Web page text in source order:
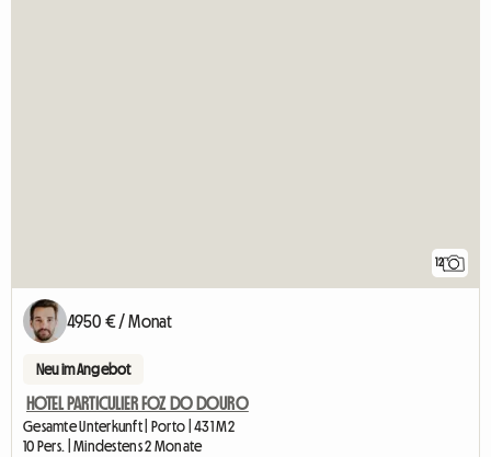
12
4950 € / Monat
Neu im Angebot
HOTEL PARTICULIER FOZ DO DOURO
Gesamte Unterkunft | Porto | 431 M2
10 Pers. | Mindestens 2 Monate